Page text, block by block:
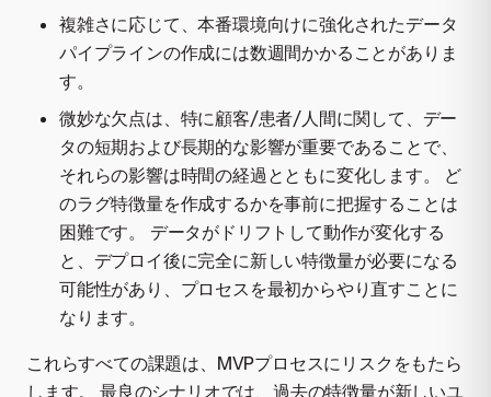
複雑さに応じて、本番環境向けに強化されたデータ
パイプラインの作成には数週間かかることがありま
す。
微妙な欠点は、特に顧客/患者/人間に関して、デー
タの短期および長期的な影響が重要であることで、
それらの影響は時間の経過とともに変化します。 ど
のラグ特徴量を作成するかを事前に把握することは
困難です。 データがドリフトして動作が変化する
と、デプロイ後に完全に新しい特徴量が必要になる
可能性があり、プロセスを最初からやり直すことに
なります。
これらすべての課題は、MVPプロセスにリスクをもたら
します。 最良のシナリオでは、過去の特徴量が新しいユ